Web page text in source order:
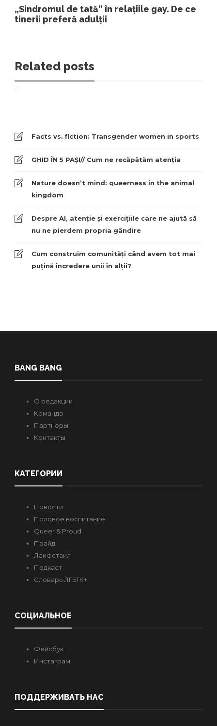
„Sindromul de tată” în relațiile gay. De ce
tinerii preferă adulții
Related posts
Facts vs. fiction: Transgender women in sports
GHID ÎN 5 PAȘI// Cum ne recăpătăm atenția
Nature doesn’t mind: queerness in the animal
kingdom
Despre AI, atenție și exercițiile care ne ajută să
nu ne pierdem propria gândire
Cum construim comunități când avem tot mai
puțină încredere unii în alții?
BANG BANG
О редакции
Команда
Партнеры
Контакты
КАТЕГОРИИ
Новости
Половое воспитание
Queer & Proud
Прайд
Лаифстаил
Подкаст
Словарь ЛГБТК+
СОЦИАЛЬНОЕ
Фейсбук
Инстаграм
ПОДДЕРЖИВАТЬ НАС